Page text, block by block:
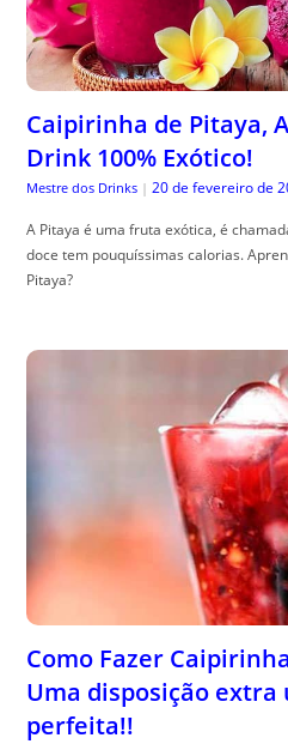
Caipirinha de Pitaya,
Drink 100% Exótico!
Mestre dos Drinks | 20 de fevereiro de
A Pitaya é uma fruta exótica, é
doce tem pouquíssimas calorias.
Pitaya?
Como Fazer
Uma disposição extra
perfeita!!